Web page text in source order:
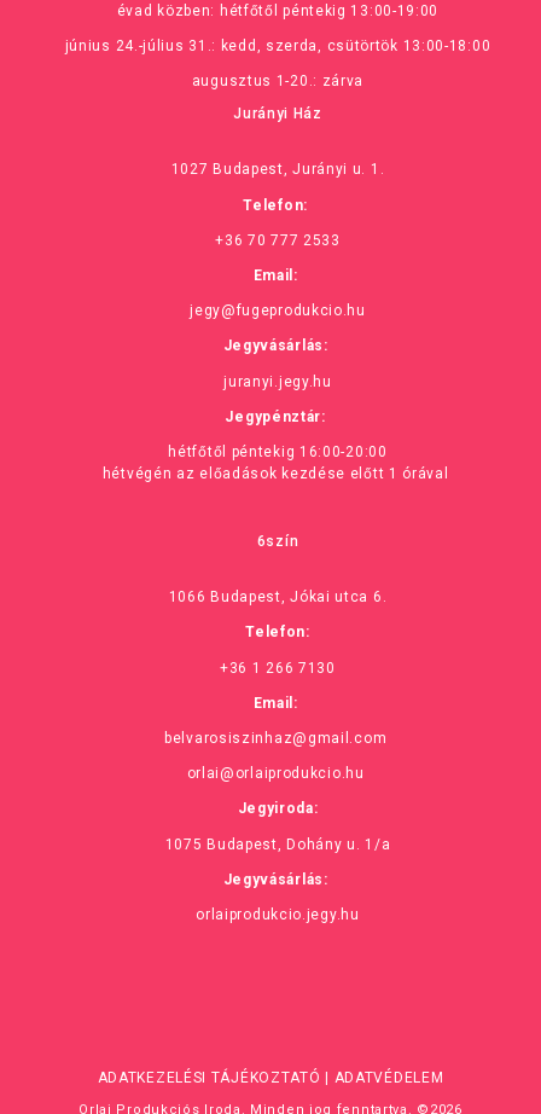
évad közben: hétfőtől péntekig 13:00-19:00
június 24.-július 31.: kedd, szerda, csütörtök 13:00-18:00
augusztus 1-20.: zárva
Jurányi Ház
1027 Budapest, Jurányi u. 1.
Telefon:
+36 70 777 2533
Email:
jegy@fugeprodukcio.hu
Jegyvásárlás:
juranyi.jegy.hu
Jegypénztár:
hétfőtől péntekig 16:00-20:00
hétvégén az előadások kezdése előtt 1 órával
6szín
1066 Budapest, Jókai utca 6.
Telefon:
+36 1 266 7130
Email:
belvarosiszinhaz@gmail.com
orlai@orlaiprodukcio.hu
Jegyiroda:
1075 Budapest, Dohány u. 1/a
Jegyvásárlás:
orlaiprodukcio.jegy.hu
ADATKEZELÉSI TÁJÉKOZTATÓ ADATVÉDELEM
Orlai Produkciós Iroda. Minden jog fenntartva. ©2026